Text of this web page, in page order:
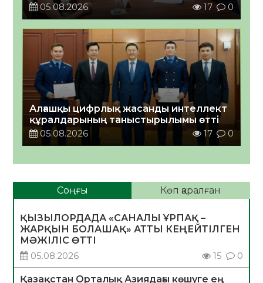
05.08.2026
17 0
Алғашқы цифрлық жасанды интеллект
құралдарының таныстырылымы өтті
05.08.2026
17 0
Соңғы Көп қаралған
ҚЫЗЫЛОРДАДА «САНАЛЫ ҰРПАҚ –
ЖАРҚЫН БОЛАШАҚ» АТТЫ КЕҢЕЙТІЛГЕН
МӘЖІЛІС ӨТТІ
05.08.2026
15 0
Қазақстан Орталық Азиядағы көшуге ең